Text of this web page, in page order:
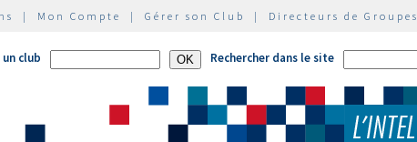
| Mon Compte | Gérer son Club | Directeurs de Groupes
un club Rechercher dans le site